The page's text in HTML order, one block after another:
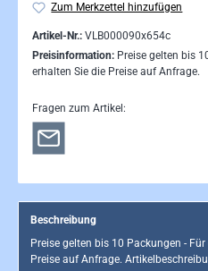
Zum Merkzettel hinzufügen
Artikel-Nr.: VLB000090x654c
Preisinformation: Preise gelten bis
erhalten Sie die Preise auf Anfrage.
Fragen zum Artikel:
Beschreibung
Preise gelten bis 10 Packungen -
Preise auf Anfrage.